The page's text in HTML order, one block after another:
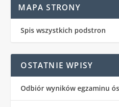
MAPA STRONY
Spis wszystkich podstron
OSTATNIE WPISY
Odbiór wyników egzaminu